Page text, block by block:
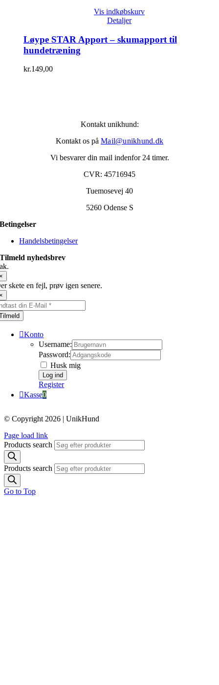
Vis indkøbskurv
Detaljer
Løype STAR Apport – skumapport til
hundetræning
kr.149,00
Kontakt unikhund:
Kontakt os på Mail@unikhund.dk
Vi besvarer din mail indenfor 24 timer.
CVR: 45716945
Tuemosevej 40
5260 Odense S
Betingelser
Handelsbetingelser
Tilmeld nyhedsbrev
skete en fejl, prøv igen senere.
Konto
Username:
Password:
Husk mig
Register
Kasse0
© Copyright 2026 | UnikHund
Page load link
Products search
Products search
Go to Top